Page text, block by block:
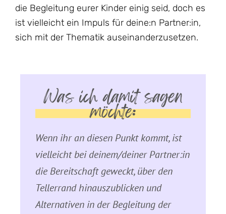
die Begleitung eurer Kinder einig seid, doch es
ist vielleicht ein Impuls für deine:n Partner:in,
sich mit der Thematik auseinanderzusetzen.
Was ich damit sagen
möchte:
Wenn ihr an diesen Punkt kommt, ist
vielleicht bei deinem/deiner Partner:in
die Bereitschaft geweckt, über den
Tellerrand hinauszublicken und
Alternativen in der Begleitung der